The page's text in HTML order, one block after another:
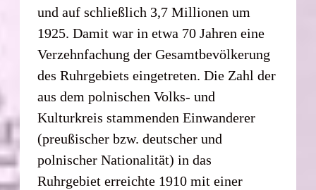
und auf schließlich 3,7 Millionen um
1925. Damit war in etwa 70 Jahren eine
Verzehnfachung der Gesamtbevölkerung
des Ruhrgebiets eingetreten. Die Zahl der
aus dem polnischen Volks- und
Kulturkreis stammenden Einwanderer
(preußischer bzw. deutscher und
polnischer Nationalität) in das
Ruhrgebiet erreichte 1910 mit einer